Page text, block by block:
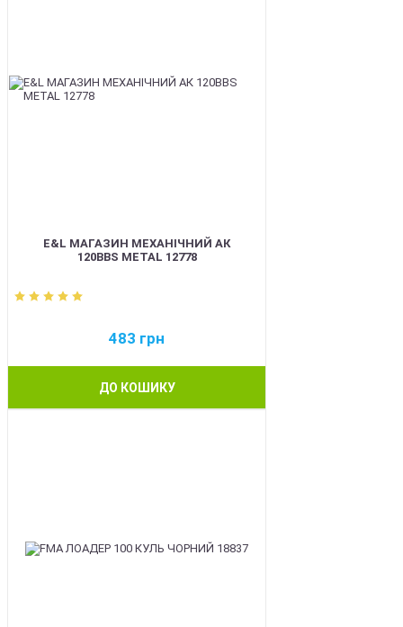
E&L МАГАЗИН МЕХАНІЧНИЙ АК
120BBS METAL 12778
483 грн
ДО КОШИКУ